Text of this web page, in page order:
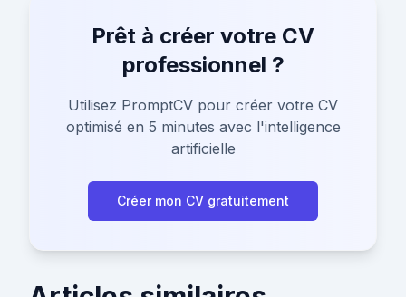
Prêt à créer votre CV
professionnel ?
Utilisez PromptCV pour créer votre CV
optimisé en 5 minutes avec l'intelligence
artificielle
Créer mon CV gratuitement